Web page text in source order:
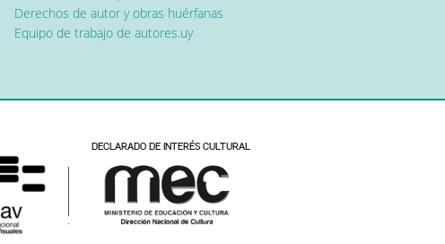
Derechos de autor y obras huérfanas
Equipo de trabajo de autores.uy